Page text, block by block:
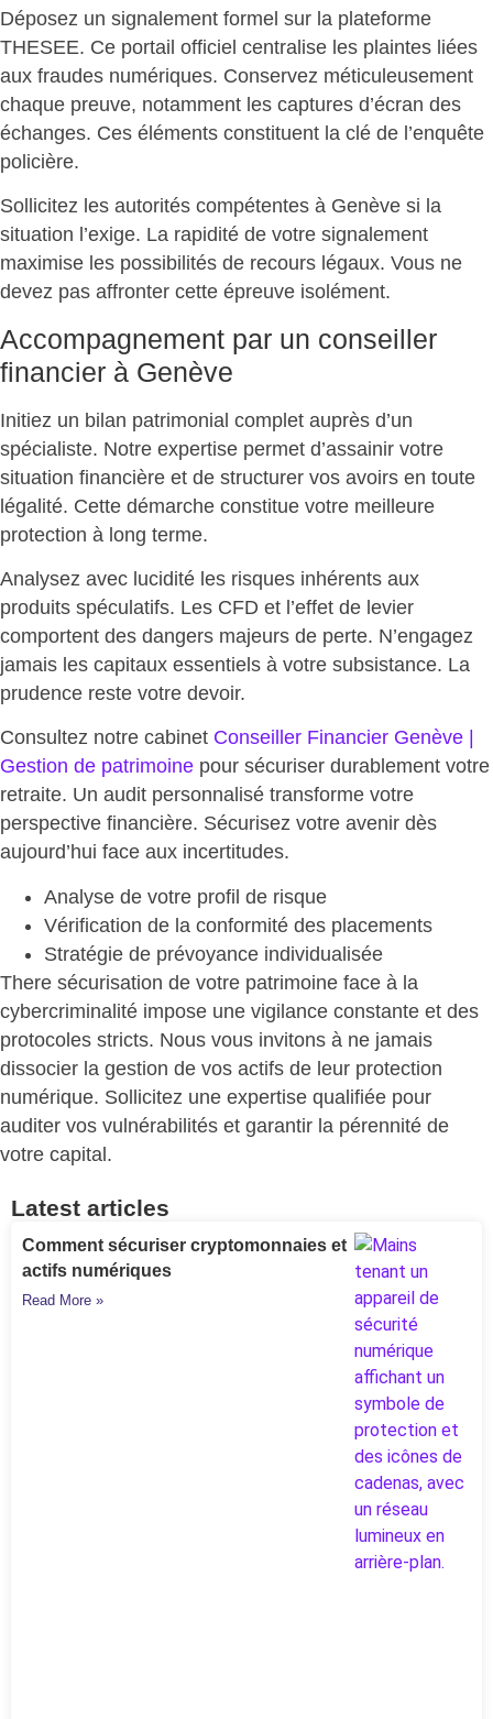
Déposez un signalement formel sur la plateforme
THESEE. Ce portail officiel centralise les plaintes liées
aux fraudes numériques. Conservez méticuleusement
chaque preuve, notamment les captures d’écran des
échanges. Ces éléments constituent la clé de l’enquête
policière.
Sollicitez les autorités compétentes à Genève si la
situation l’exige. La rapidité de votre signalement
maximise les possibilités de recours légaux. Vous ne
devez pas affronter cette épreuve isolément.
Accompagnement par un conseiller
financier à Genève
Initiez un bilan patrimonial complet auprès d’un
spécialiste. Notre expertise permet d’assainir votre
situation financière et de structurer vos avoirs en toute
légalité. Cette démarche constitue votre meilleure
protection à long terme.
Analysez avec lucidité les risques inhérents aux
produits spéculatifs. Les CFD et l’effet de levier
comportent des dangers majeurs de perte. N’engagez
jamais les capitaux essentiels à votre subsistance. La
prudence reste votre devoir.
Consultez notre cabinet Conseiller Financier Genève |
Gestion de patrimoine pour sécuriser durablement votre
retraite. Un audit personnalisé transforme votre
perspective financière. Sécurisez votre avenir dès
aujourd’hui face aux incertitudes.
Analyse de votre profil de risque
Vérification de la conformité des placements
Stratégie de prévoyance individualisée
There sécurisation de votre patrimoine face à la
cybercriminalité impose une vigilance constante et des
protocoles stricts. Nous vous invitons à ne jamais
dissocier la gestion de vos actifs de leur protection
numérique. Sollicitez une expertise qualifiée pour
auditer vos vulnérabilités et garantir la pérennité de
votre capital.
Latest articles
Comment sécuriser cryptomonnaies et
actifs numériques
Read More »